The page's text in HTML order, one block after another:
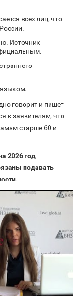
всех лиц, что
Источник
языком.
говорит и пишет
к заявителям, что
старше 60 и
2026 год
подавать